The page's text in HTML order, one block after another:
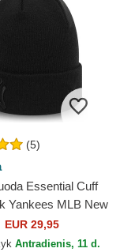
(5)
Essential Cuff
Yankees MLB New
EUR 29,95
Antradienis, 11 d.